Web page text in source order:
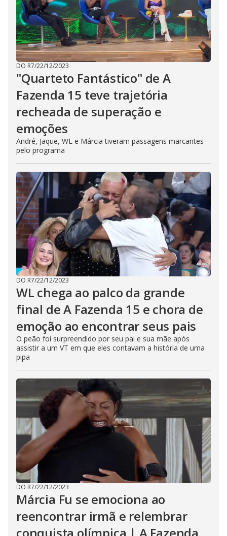
DO R7/22/12/2023
"Quarteto Fantástico" de A
Fazenda 15 teve trajetória
recheada de superação e
emoções
André, Jaque, WL e Márcia tiveram passagens marcantes
pelo programa
DO R7/22/12/2023
WL chega ao palco da grande
final de A Fazenda 15 e chora de
emoção ao encontrar seus pais
O peão foi surpreendido por seu pai e sua mãe após
assistir a um VT em que eles contavam a história de uma
pipa
DO R7/22/12/2023
Márcia Fu se emociona ao
reencontrar irmã e relembrar